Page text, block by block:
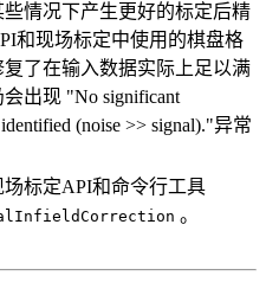
情况下产生更好的标定后精
和现场标定中使用的棋盘格
了在输入数据实际上足以满
出现 "No significant
(noise >> signal)."异常
标定API和命令行工具
。